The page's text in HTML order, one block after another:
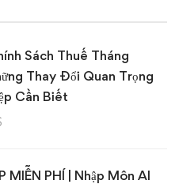
Sách Thuế Tháng
Thay Đổi Quan Trọng
Cần Biết
MIỄN PHÍ | Nhập Môn AI